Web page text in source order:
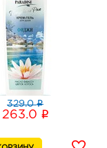
329.0i
263.0 i